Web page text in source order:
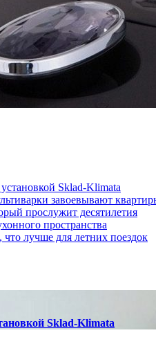
Sklad-Klimata
завоевывают
прослужит десятилетия
пространства
лучше для летних поездок
Sklad-Klimata